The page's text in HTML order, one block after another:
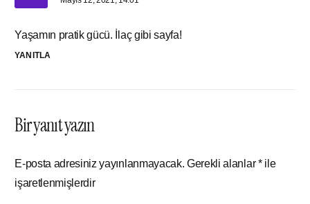
Yaşamın pratik gücü. İlaç gibi sayfa!
YANITLA
Bir yanıt yazın
E-posta adresiniz yayınlanmayacak. Gerekli alanlar*ile
işaretlenmişlerdir